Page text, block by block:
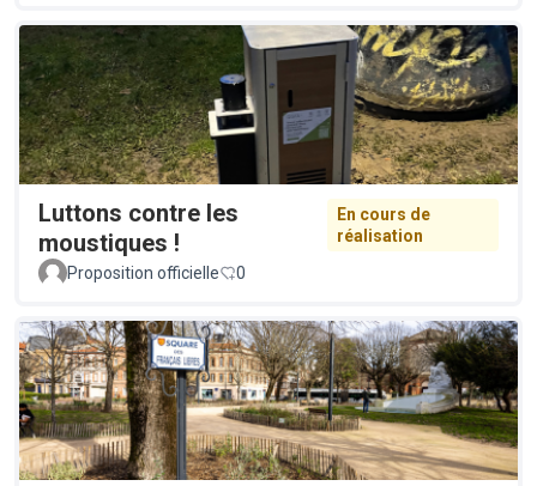
Luttons contre les
moustiques !
En cours de
réalisation
Proposition officielle
0